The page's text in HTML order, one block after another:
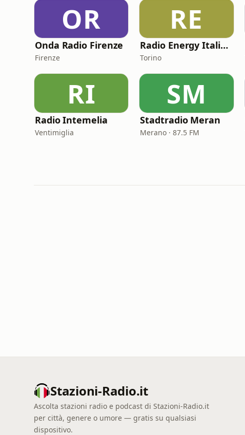
OR
Onda Radio Firenze
Firenze
RE
Radio Energy Italiana
Torino
RI
Radio Intemelia
Ventimiglia
SM
Stadtradio Meran
Merano · 87.5 FM
Stazioni-Radio.it
Ascolta stazioni radio e podcast di Stazioni-Radio.it
per città, genere o umore — gratis su qualsiasi
dispositivo.